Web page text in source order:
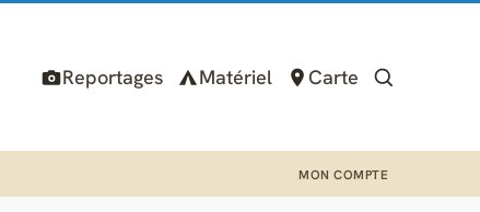
Reportages Matériel Carte
MON COMPTE